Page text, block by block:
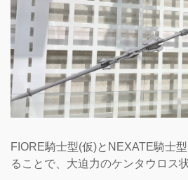
FIORE騎士型(仮)とNEXATE騎士
ることで、大迫力のケンタウロス